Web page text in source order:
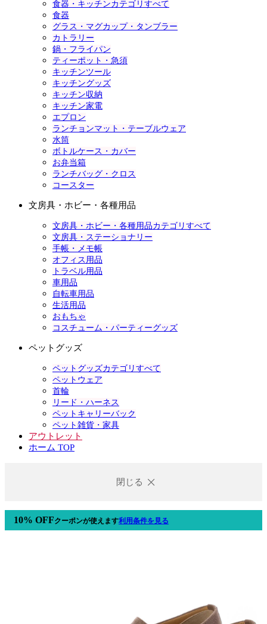
食器・キッチンカテゴリすべて
食器
グラス・マグカップ・タンブラー
カトラリー
鍋・フライパン
ティーポット・急須
キッチンツール
キッチングッズ
キッチン収納
キッチン家電
エプロン
ランチョンマット・テーブルウェア
水筒
ボトルケース・カバー
お弁当箱
ランチバッグ・クロス
コースター
文房具・ホビー・各種用品
文房具・ホビー・各種用品カテゴリすべて
文房具・ステーショナリー
手帳・メモ帳
オフィス用品
トラベル用品
車用品
自転車用品
生活用品
おもちゃ
コスチューム・パーティーグッズ
ペットグッズ
ペットグッズカテゴリすべて
ペットウェア
首輪
リード・ハーネス
ペットキャリーバック
ペット雑貨・家具
アウトレット
ホーム TOP
閉じる
10% OFFクーポンが使えます利用条件を見る